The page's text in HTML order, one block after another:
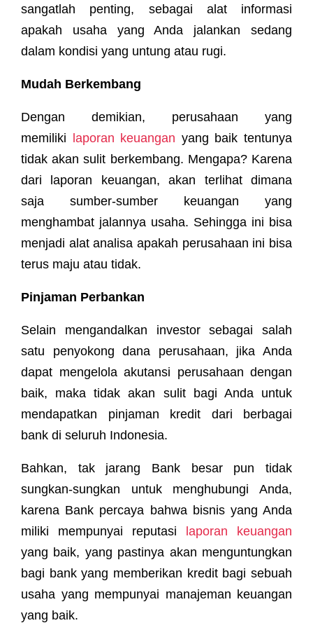
sangatlah penting, sebagai alat informasi
apakah usaha yang Anda jalankan sedang
dalam kondisi yang untung atau rugi.
Mudah Berkembang
Dengan demikian, perusahaan yang
memiliki laporan keuangan yang baik tentunya
tidak akan sulit berkembang. Mengapa? Karena
dari laporan keuangan, akan terlihat dimana
saja sumber-sumber keuangan yang
menghambat jalannya usaha. Sehingga ini bisa
menjadi alat analisa apakah perusahaan ini bisa
terus maju atau tidak.
Pinjaman Perbankan
Selain mengandalkan investor sebagai salah
satu penyokong dana perusahaan, jika Anda
dapat mengelola akutansi perusahaan dengan
baik, maka tidak akan sulit bagi Anda untuk
mendapatkan pinjaman kredit dari berbagai
bank di seluruh Indonesia.
Bahkan, tak jarang Bank besar pun tidak
sungkan-sungkan untuk menghubungi Anda,
karena Bank percaya bahwa bisnis yang Anda
miliki mempunyai reputasi laporan keuangan
yang baik, yang pastinya akan menguntungkan
bagi bank yang memberikan kredit bagi sebuah
usaha yang mempunyai manajeman keuangan
yang baik.